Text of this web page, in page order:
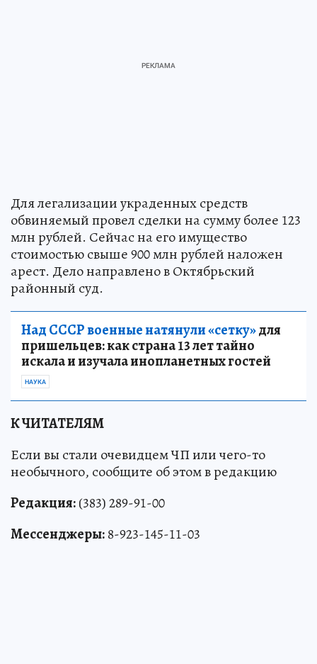
Для легализации украденных средств
обвиняемый провел сделки на сумму более 123
млн рублей. Сейчас на его имущество
стоимостью свыше 900 млн рублей наложен
арест. Дело направлено в Октябрьский
районный суд.
Над СССР военные натянули «сетку»для
пришельцев: как страна 13 лет тайно
искала и изучала инопланетных гостей
НАУКА
К ЧИТАТЕЛЯМ
Если вы стали очевидцем ЧП или чего-то
необычного, сообщите об этом в редакцию
Редакция:(383) 289-91-00
Мессенджеры:8-923-145-11-03